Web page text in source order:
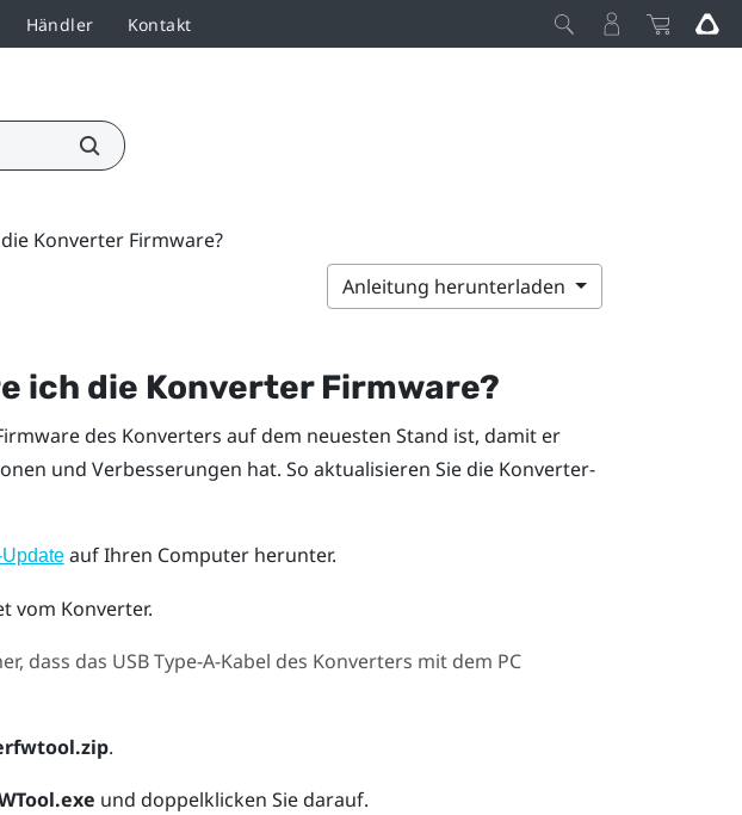
Händler Kontakt
Konverter Firmware?
Anleitung herunterladen
ich die Konverter Firmware?
des Konverters auf dem neuesten Stand ist, damit er
und Verbesserungen hat. So aktualisieren Sie die Konverter-
auf Ihren Computer herunter.
vom Konverter.
dass das USB Type-A-Kabel des Konverters mit dem PC
.
und doppelklicken Sie darauf.